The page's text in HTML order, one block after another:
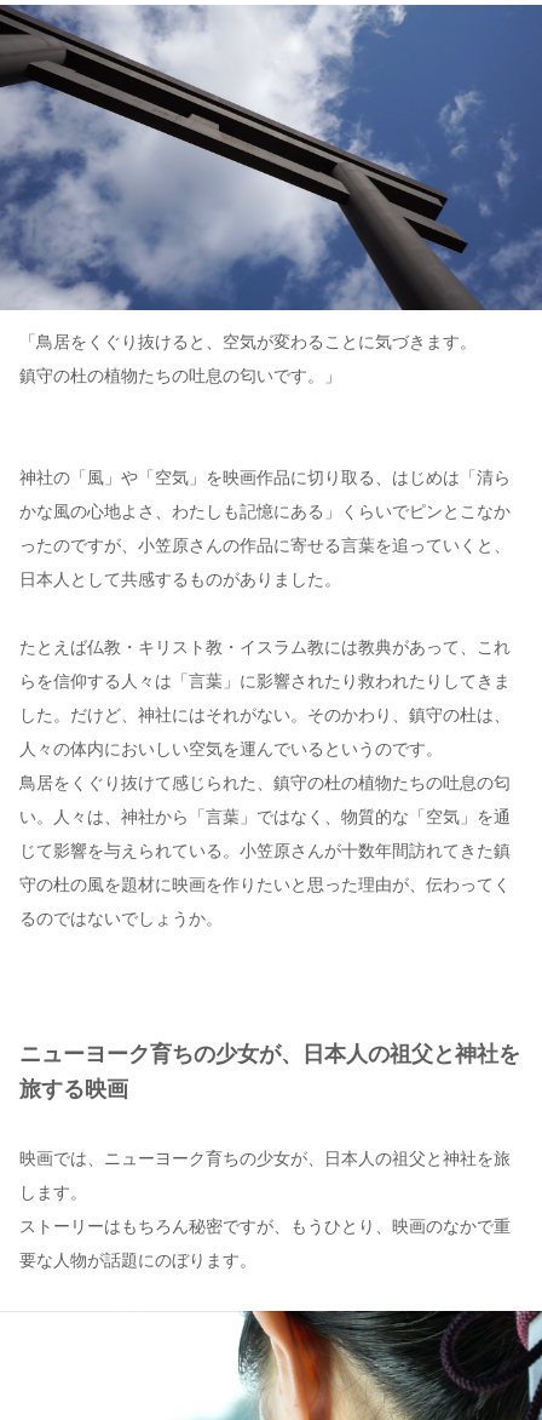
「鳥居をくぐり抜けると、空気が変わることに気づきます。
鎮守の杜の植物たちの吐息の匂いです。」
神社の「風」や「空気」を映画作品に切り取る、はじめは「清ら
かな風の心地よさ、わたしも記憶にある」くらいでピンとこなか
ったのですが、小笠原さんの作品に寄せる言葉を追っていくと、
日本人として共感するものがありました。
たとえば仏教・キリスト教・イスラム教には教典があって、これ
らを信仰する人々は「言葉」に影響されたり救われたりしてきま
した。だけど、神社にはそれがない。そのかわり、鎮守の杜は、
人々の体内においしい空気を運んでいるというのです。
鳥居をくぐり抜けて感じられた、鎮守の杜の植物たちの吐息の匂
い。人々は、神社から「言葉」ではなく、物質的な「空気」を通
じて影響を与えられている。小笠原さんが十数年間訪れてきた鎮
守の杜の風を題材に映画を作りたいと思った理由が、伝わってく
るのではないでしょうか。
ニューヨーク育ちの少女が、日本人の祖父と神社を
旅する映画
映画では、ニューヨーク育ちの少女が、日本人の祖父と神社を旅
します。
ストーリーはもちろん秘密ですが、もうひとり、映画のなかで重
要な人物が話題にのぼります。